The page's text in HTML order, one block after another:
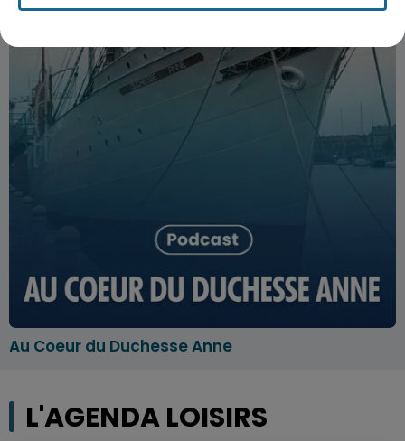
Au Coeur du Duchesse Anne
L'AGENDA LOISIRS